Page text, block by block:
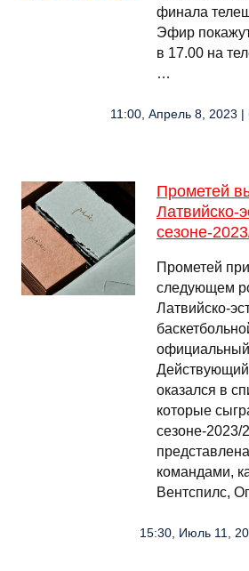
финала
Эфир
в 17.00 на
…
11:00, Апрель 8, 2023
Прометей
Латвийско-
сезоне-
Прометей
следующем
Латвийско-
официальный
оказался в
которые
сезоне-2023/
командами,
Вентспилс,
15:30, Июль 11,